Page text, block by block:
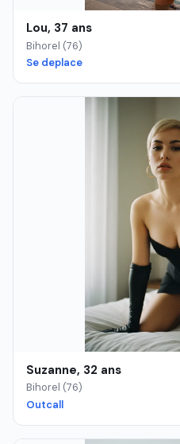
Lou, 37 ans
Bihorel (76)
Se deplace
Suzanne, 32 ans
Bihorel (76)
Outcall